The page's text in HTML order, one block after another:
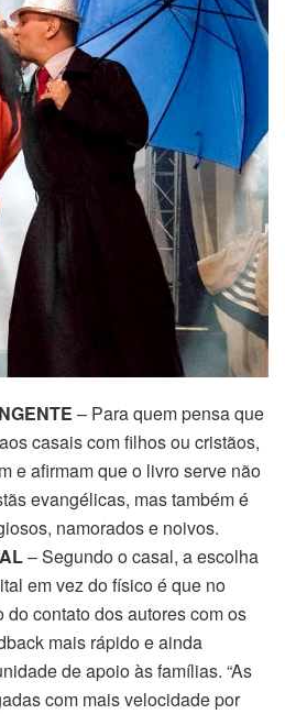
– Para quem pensa que
casais com filhos ou cristãos,
e afirmam que o livro serve não
evangélicas, mas também é
namorados e noivos.
– Segundo o casal, a escolha
em vez do físico é que no
contato dos autores com os
mais rápido e ainda
de apoio às famílias. “As
com mais velocidade por